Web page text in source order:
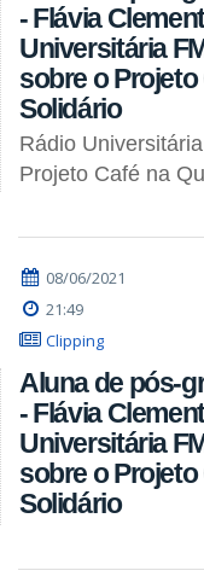
- Flávia
Universitária
sobre o
Solidário
Rádio
Projeto Café na
08/06/2021
21:49
Clipping
Aluna de pós-
- Flávia
Universitária
sobre o
Solidário